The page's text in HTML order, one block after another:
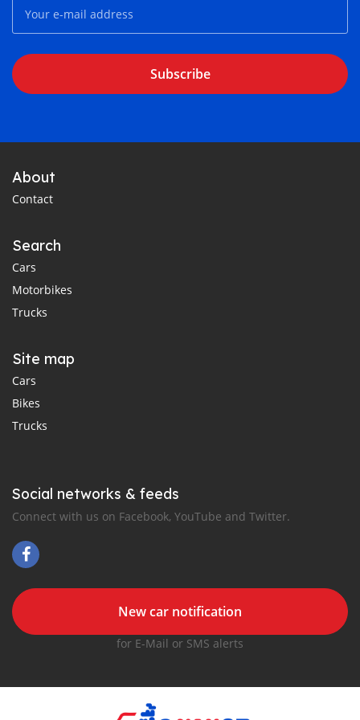
Subscribe
About
Contact
Search
Cars
Motorbikes
Trucks
Site map
Cars
Bikes
Trucks
Social networks & feeds
Connect with us on Facebook, YouTube and Twitter.
New car notification
for E-Mail or SMS alerts